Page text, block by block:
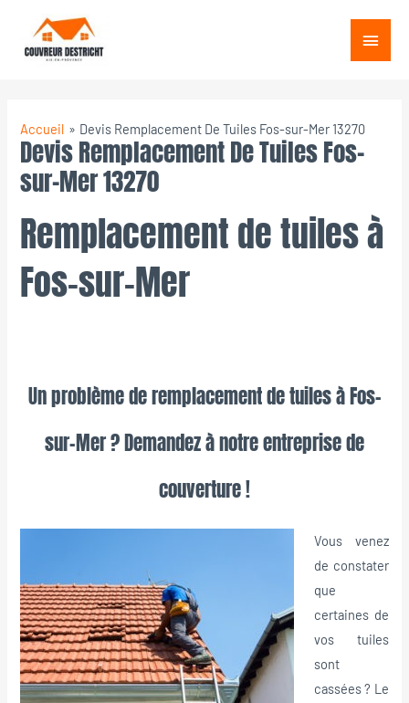
contenu
Menu
Accueil Devis Remplacement De Tuiles Fos-sur-Mer 13270
Devis Remplacement De Tuiles Fos-
sur-Mer 13270
Remplacement de tuiles à
Fos-sur-Mer
Un problème de remplacement de tuiles à Fos-
sur-Mer ? Demandez à notre entreprise de
couverture !
Vous venez
de constater
que
certaines de
vos tuiles
sont
cassées ? Le